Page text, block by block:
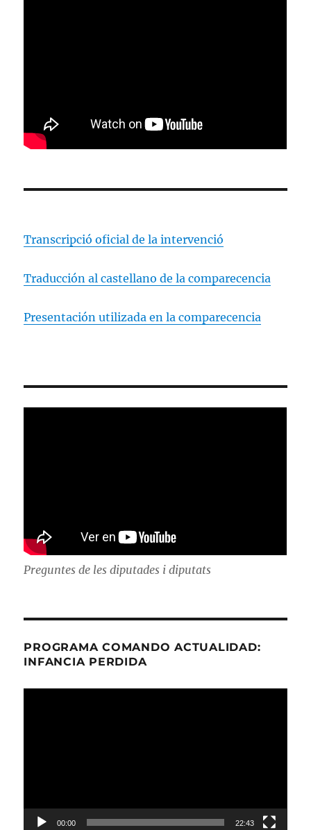
Transcripció oficial de la intervenció
Traducción al castellano de la comparecencia
Presentación utilizada en la comparecencia
Preguntes de les diputades i diputats
PROGRAMA COMANDO ACTUALIDAD:
INFANCIA PERDIDA
00:00 22:43